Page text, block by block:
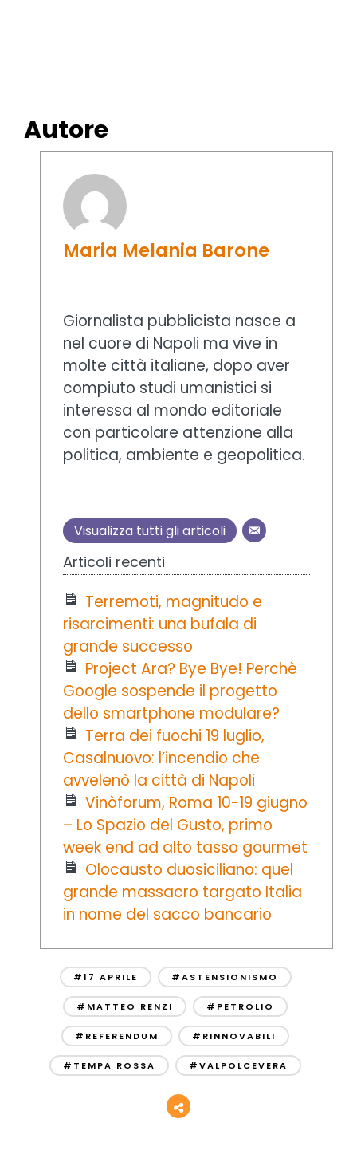
Autore
Maria Melania Barone
Giornalista pubblicista nasce a
nel cuore di Napoli ma vive in
molte città italiane, dopo aver
compiuto studi umanistici si
interessa al mondo editoriale
con particolare attenzione alla
politica, ambiente e geopolitica.
Visualizza tutti gli articoli
Articoli recenti
Terremoti, magnitudo e
risarcimenti: una bufala di
grande successo
Project Ara? Bye Bye! Perchè
Google sospende il progetto
dello smartphone modulare?
Terra dei fuochi 19 luglio,
Casalnuovo: l’incendio che
avvelenò la città di Napoli
Vinòforum, Roma 10-19 giugno
– Lo Spazio del Gusto, primo
week end ad alto tasso gourmet
Olocausto duosiciliano: quel
grande massacro targato Italia
in nome del sacco bancario
#17 APRILE #ASTENSIONISMO
#MATTEO RENZI #PETROLIO
#REFERENDUM #RINNOVABILI
#TEMPA ROSSA #VALPOLCEVERA